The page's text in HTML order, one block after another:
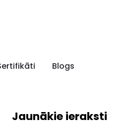
Blogs
Jaunākie ieraksti